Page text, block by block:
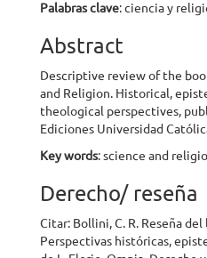
Palabras clave: ciencia y
Abstract
Descriptive review of the
and Religion. Historical,
theological perspectives,
Ediciones Universidad
Key words: science and
Derecho/ reseña
Citar: Bollini, C. R. Reseña
Perspectivas históricas,